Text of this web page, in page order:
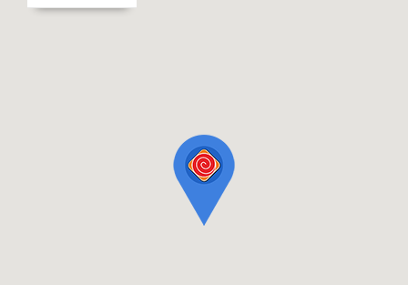
Difol grupa je lider na tržištu grafičkih materijala i opreme u Srbiji